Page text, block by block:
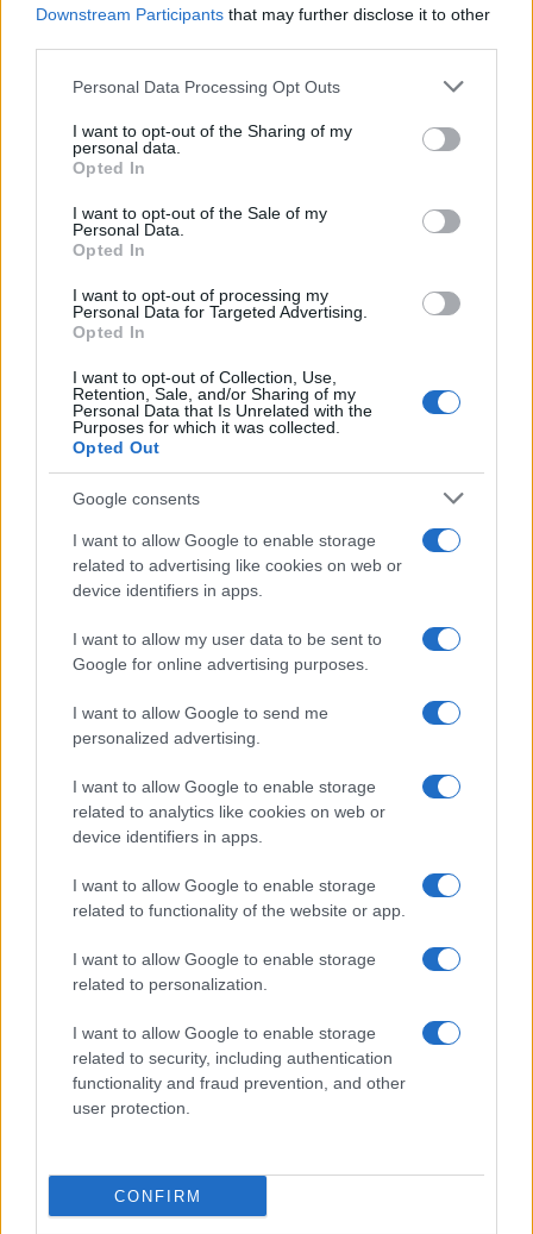
Downstream Participants that may further disclose it to other
Please note that this website/app uses one or more Google
not limited to your visit or usage behaviour. You may click to
grant or deny consent to Google and its third-party tags to
use your data for below specified purposes in below Google
consent section.
Personal Data Processing Opt Outs
I want to opt-out of the Sharing of my
personal data.
Opted In
I want to opt-out of the Sale of my
Personal Data.
Opted In
I want to opt-out of processing my
Personal Data for Targeted Advertising.
Opted In
I want to opt-out of Collection, Use,
Retention, Sale, and/or Sharing of my
Personal Data that Is Unrelated with the
Purposes for which it was collected.
Opted Out
Google consents
I want to allow Google to enable storage
related to advertising like cookies on web or
device identifiers in apps.
I want to allow my user data to be sent to
Google for online advertising purposes.
I want to allow Google to send me
personalized advertising.
I want to allow Google to enable storage
related to analytics like cookies on web or
device identifiers in apps.
I want to allow Google to enable storage
related to functionality of the website or app.
I want to allow Google to enable storage
related to personalization.
I want to allow Google to enable storage
related to security, including authentication
functionality and fraud prevention, and other
user protection.
CONFIRM
Verder lezen
interessant?
Sanne De Vries · 6 aug 2026
Dividendportefeuille opbouwen met DRIP en payout-ratio’s
Lotte de Vries · 6 aug 2026
INVESTERINGEN